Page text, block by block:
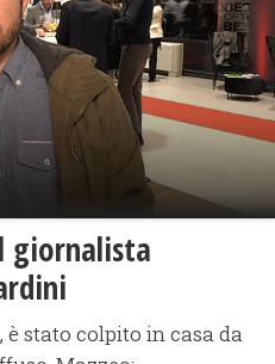
giornalista
è stato colpito in casa da